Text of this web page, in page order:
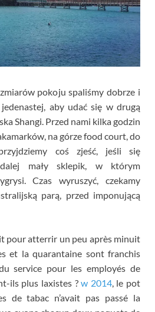
pokoju spaliśmy dobrze i
aby udać się w drugą
Shangi. Przed nami kilka godzin
na górze food court, do
coś zjeść, jeśli się
mały sklepik, w którym
Czas wyruszyć, czekamy
parą, przed imponującą
pour atterrir un peu après minuit
et la quarantaine sont franchis
service pour les employés de
ils plus laxistes?w 2014, le pot
de tabac n’avait pas passé la